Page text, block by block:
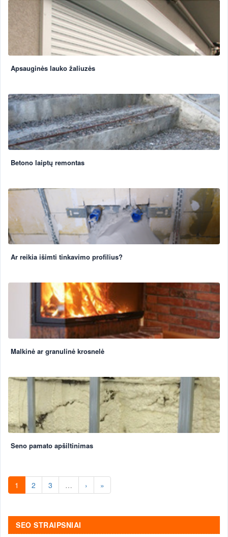
Apsauginės lauko žaliuzės
Betono laiptų remontas
Ar reikia išimti tinkavimo profilius?
Malkinė ar granulinė krosnelė
Seno pamato apšiltinimas
1 2 3 … › »
SEO STRAIPSNIAI